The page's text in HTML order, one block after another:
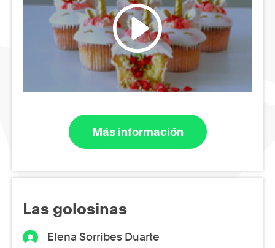
Más información
Las golosinas
Elena Sorribes Duarte